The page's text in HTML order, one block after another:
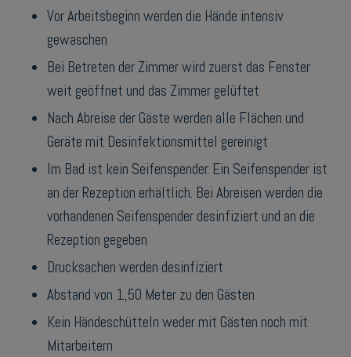
Vor Arbeitsbeginn werden die Hände intensiv
gewaschen
Bei Betreten der Zimmer wird zuerst das Fenster
weit geöffnet und das Zimmer gelüftet
Nach Abreise der Gäste werden alle Flächen und
Geräte mit Desinfektionsmittel gereinigt
Im Bad ist kein Seifenspender. Ein Seifenspender ist
an der Rezeption erhältlich. Bei Abreisen werden die
vorhandenen Seifenspender desinfiziert und an die
Rezeption gegeben
Drucksachen werden desinfiziert
Abstand von 1,50 Meter zu den Gästen
Kein Händeschütteln weder mit Gästen noch mit
Mitarbeitern